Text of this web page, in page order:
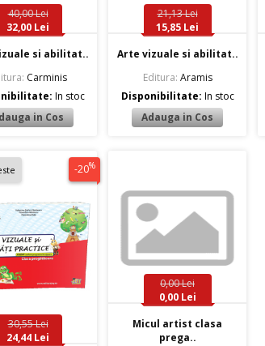
40,00 Lei
32,00 Lei
si abilitat..
Carminis
In stoc
21,13 Lei
15,85 Lei
Arte vizuale si abilitat..
Editura: Aramis
Disponibilitate: In stoc
-20%
30,55 Lei
24,44 Lei
0,00 Lei
0,00 Lei
Micul artist clasa
prega..